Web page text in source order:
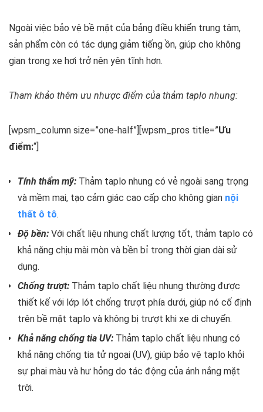
Ngoài việc bảo vệ bề mặt của bảng điều khiển trung tâm,
sản phẩm còn có tác dụng giảm tiếng ồn, giúp cho không
gian trong xe hơi trở nên yên tĩnh hơn.
Tham khảo thêm ưu nhược điểm của thảm taplo nhung:
[wpsm_column size=”one-half”][wpsm_pros title=”Ưu
điểm:“]
Tính thẩm mỹ: Thảm taplo nhung có vẻ ngoài sang trọng
và mềm mại, tạo cảm giác cao cấp cho không gian nội
thất ô tô.
Độ bền: Với chất liệu nhung chất lượng tốt, thảm taplo có
khả năng chịu mài mòn và bền bỉ trong thời gian dài sử
dụng.
Chống trượt: Thảm taplo chất liệu nhung thường được
thiết kế với lớp lót chống trượt phía dưới, giúp nó cố định
trên bề mặt taplo và không bị trượt khi xe di chuyển.
Khả năng chống tia UV: Thảm taplo chất liệu nhung có
khả năng chống tia tử ngoại (UV), giúp bảo vệ taplo khỏi
sự phai màu và hư hỏng do tác động của ánh nắng mặt
trời.